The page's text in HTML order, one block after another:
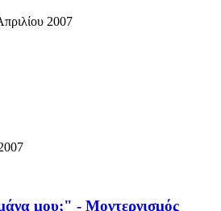
2007
μου;" - Μοντερνισμός